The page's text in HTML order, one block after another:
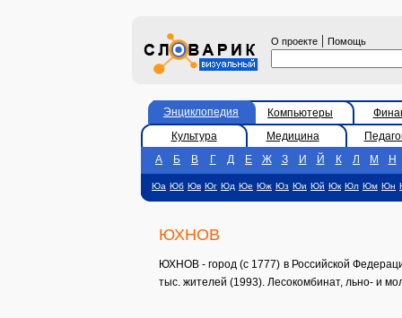
О проекте | Помощь
Энциклопедия Компьютеры
Культура
Медицина
А
Б В Г Д Е Ж З И Й К Л М Н
Юа Юб Юв Юг Юд Юе Юж Юз Юи Юй Юк Юл Юм Юн
ЮХНОВ
ЮХНОВ - город (с 1777) в Российской
тыс. жителей (1993). Лесокомбинат, льно- и